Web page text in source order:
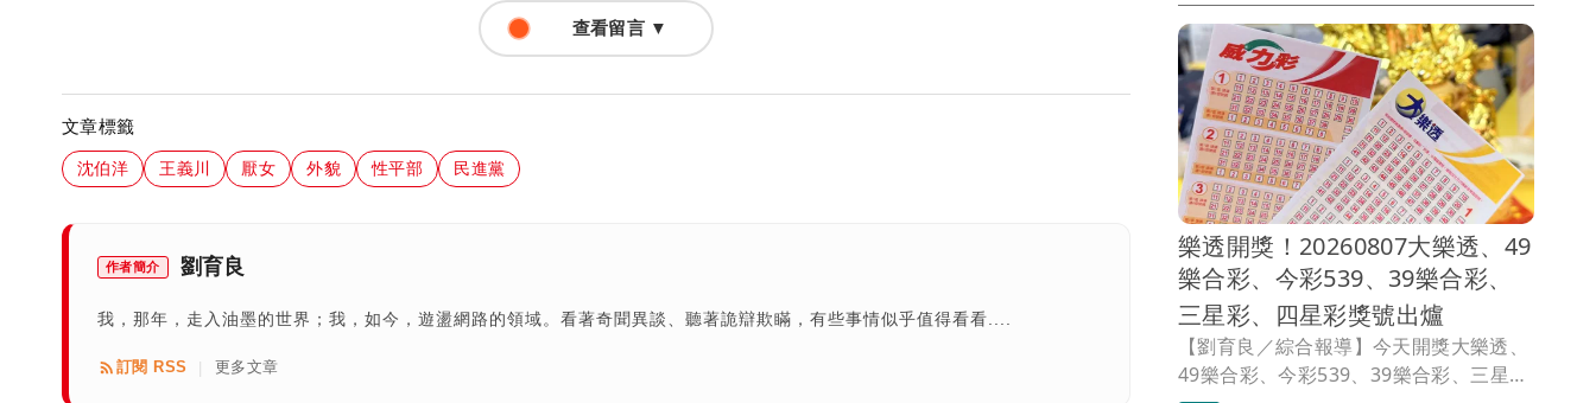
查看留言 ▼
文章標籤
沈伯洋 王義川 厭女 外貌 性平部 民進黨
作者簡介 劉育良
我，那年，走入油墨的世界；我，如今，遊盪網路的領域。看著奇聞異談、聽著詭辯欺瞞，有些事情似乎值得看看....
訂閱 RSS | 更多文章
市政的第一位，他以過來人的身分給了沈
伯洋幾個叮嚀，他提醒沈伯洋「不要因為
選舉讓自己變得猙獰了，那就跟對手一樣
了。」
樂透開獎！20260807大樂透、49
樂合彩、今彩539、39樂合彩、
三星彩、四星彩獎號出爐
【劉育良／綜合報導】今天開獎大樂透、
49樂合彩、今彩539、39樂合彩、三星